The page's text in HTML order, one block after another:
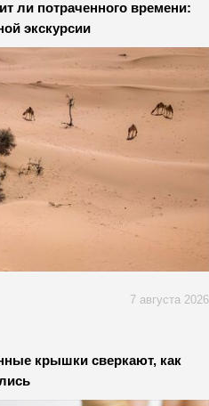
ли потраченного времени:
экскурсии
7 августа 2026
крышки сверкают, как